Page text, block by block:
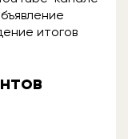
итогов